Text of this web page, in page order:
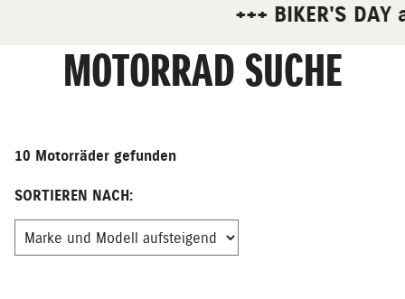
+++ BIKER'S DAY
MOTORRAD SUCHE
10 Motorräder gefunden
SORTIEREN NACH: